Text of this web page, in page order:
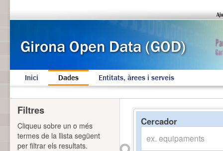
Inici Dades Entitats, àrees i serveis
Cercador
Filtres
Cliqueu sobre un o més
termes de la llista següent
per filtrar els resultats.